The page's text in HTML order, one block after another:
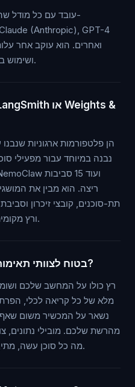
ושימוש בטוקנים לכל מודל באופן אוטומטי.
ריצה. הוא מבין את
ורץ מקומית תוך 30 שניות בלי שום הגדרות.
האם ClawMetry בטוח לצוותי תאימות ותפעול?
מלא של כל קריאה לכלי, הפרת
מהרשת שלכם. מובילי נתונים,
מה כל סוכן עשה, מתי, ומדוע, בלי לשלוח נתונים לספק.